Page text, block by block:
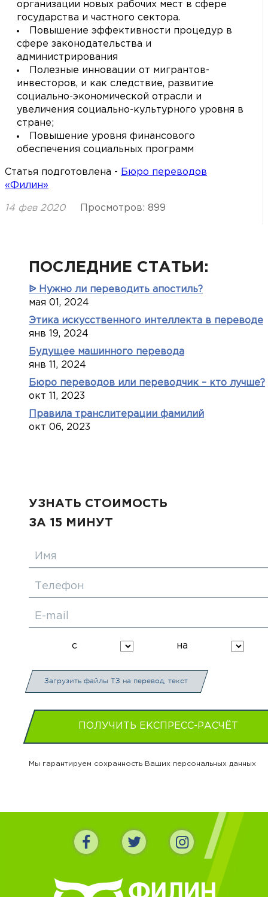
организации новых рабочих мест в сфере
государства и частного сектора.
Повышение эффективности процедур в
сфере законодательства и
администрирования
Полезные инновации от мигрантов-
инвесторов, и как следствие, развитие
социально-экономической отрасли и
увеличения социально-культурного уровня в
стране;
Повышение уровня финансового
обеспечения социальных программ
Статья подготовлена - Бюро переводов
«Филин»
14 фев 2020 Просмотров: 899
ПОСЛЕДНИЕ СТАТЬИ:
ᐉ Нужно ли переводить апостиль?
мая 01, 2024
Этика искусственного интеллекта в переводе
янв 19, 2024
Будущее машинного перевода
янв 11, 2024
Бюро переводов или переводчик – кто лучше?
окт 11, 2023
Правила транслитерации фамилий
окт 06, 2023
УЗНАТЬ СТОИМОСТЬ
ЗА 15 МИНУТ
Имя
Телефон
E-mail
с на
Загрузить файлы ТЗ на перевод, текст
ПОЛУЧИТЬ ЕКСПРЕСС-РАСЧЁТ
Мы гарантируем сохранность Ваших персональных данных